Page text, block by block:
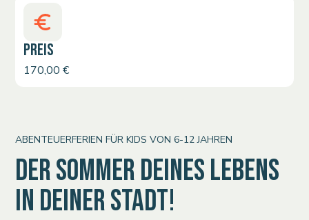
PREIS
170,00 €
ABENTEUERFERIEN FÜR KIDS VON 6-12 JAHREN
DER SOMMER DEINES LEBENS
IN DEINER STADT!